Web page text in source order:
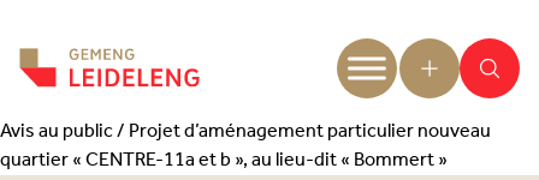
Avis au public / Projet d’aménagement particulier nouveau
quartier « CENTRE-11a et b », au lieu-dit « Bommert »